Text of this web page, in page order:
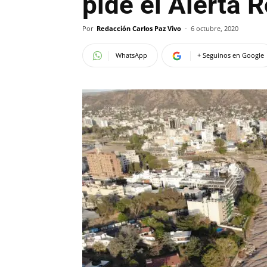
Por Redacción Carlos Paz Vivo - 6 octubre, 2020
WhatsApp + Seguinos en Google